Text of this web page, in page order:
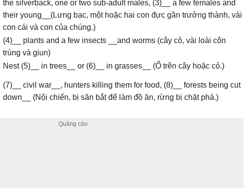
the silverback, one or two sub-adult males, (3)__ a few females and
their young__(Lưng bạc, một hoặc hai con đực gần trưởng thành, vài
con cái và con của chúng.)
(4)__ plants and a few insects __and worms (cây cỏ, vài loài côn
trùng và giun)
Nest (5)__ in trees__ or (6)__ in grasses__ (Ổ trên cây hoặc cỏ.)
(7)__ civil war__, hunters killing them for food, (8)__ forests being cut
down__ (Nội chiến, bị săn bắt để làm đồ ăn, rừng bị chặt phá.)